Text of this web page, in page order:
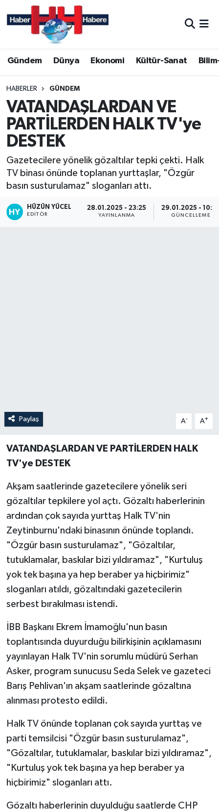
Gündem Dünya Ekonomi Kültür-Sanat
HABERLER GÜNDEM
VATANDAŞLARDAN VE
PARTİLERDEN HALK TV'ye
DESTEK
Gazetecilere yönelik gözaltılar tepki çekti. Halk
TV binası önünde toplanan yurttaşlar, "Özgür
basın susturulamaz" sloganları attı.
HÜZÜN YÜCEL
EDITÖR
28.01.2025 - 23:25
YAYINLANMA
29.01.2025 -
GÜNCELLEME
Paylaş A- A+
VATANDAŞLARDAN VE PARTİLERDEN HALK
TV'ye DESTEK
Akşam saatlerinde gazetecilere yönelik seri
gözaltılar tepkilere yol açtı. Gözaltı haberlerinin
ardından çok sayıda yurttaş Halk TV'nin
Zeytinburnu'ndaki binasının önünde toplandı.
"Özgür basın susturulamaz", "Gözaltılar,
tutuklamalar, baskılar bizi yıldıramaz", "Kurtuluş
yok tek başına ya hep beraber ya hiçbirimiz"
sloganları atıldı, gözaltındaki gazetecilerin
serbest bırakılması istendi.
İBB Başkanı Ekrem İmamoğlu'nun basın
toplantısında duyurduğu bilirkişinin açıklamasını
yayınlayan Halk TV'nin sorumlu müdürü Serhan
Asker, program sunucusu Seda Selek ve gazeteci
Barış Pehlivan'ın akşam saatlerinde gözaltına
alınması protesto edildi.
Halk TV önünde toplanan çok sayıda yurttaş ve
parti temsilcisi "Özgür basın susturulamaz",
"Gözaltılar, tutuklamalar, baskılar bizi yıldıramaz",
"Kurtuluş yok tek başına ya hep beraber ya
hiçbirimiz" sloganları attı.
Gözaltı haberlerinin duyulduğu saatlerde CHP
Hava Durumu
Trafik Durumu
Süper Lig Puan Durumu ve Fikstür
Tüm Manşetler
Son Dakika Haberleri
Haber Arşivi